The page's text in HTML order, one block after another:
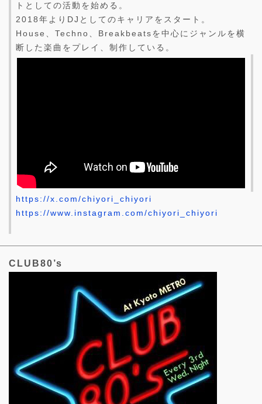
トとしての活動を始める。
2018年よりDJとしてのキャリアをスタート。
House、Techno、Breakbeatsを中心にジャンルを横
断した楽曲をプレイ、制作している。
https://x.com/chiyori_chiyori
https://www.instagram.com/chiyori_chiyori
CLUB80’s